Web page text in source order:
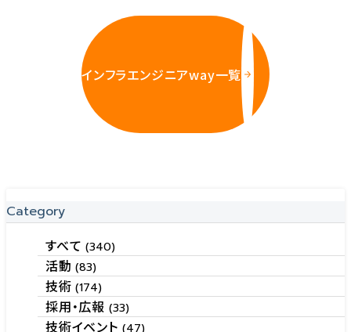
インフラエンジニアway一覧
Category
すべて(340)
活動(83)
技術(174)
採用・広報 (33)
技術イベント (47)